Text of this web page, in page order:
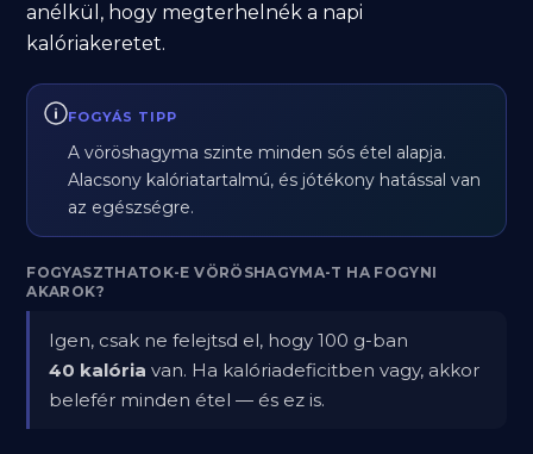
anélkül, hogy megterhelnék a napi
kalóriakeretet.
FOGYÁS TIPP
A vöröshagyma szinte minden sós étel alapja.
Alacsony kalóriatartalmú, és jótékony hatással van
az egészségre.
FOGYASZTHATOK-E VÖRÖSHAGYMA-T HA FOGYNI
AKAROK?
Igen, csak ne felejtsd el, hogy 100 g-ban
40 kalória van. Ha kalóriadeficitben vagy, akkor
belefér minden étel — és ez is.